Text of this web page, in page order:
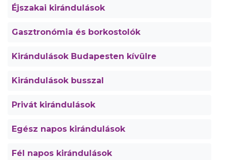
Éjszakai kirándulások
Gasztronómia és borkostolók
Kirándulások Budapesten kívülre
Kirándulások busszal
Privát kirándulások
Egész napos kirándulások
Fél napos kirándulások